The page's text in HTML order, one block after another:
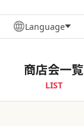
商店会一覧
LIST
Language